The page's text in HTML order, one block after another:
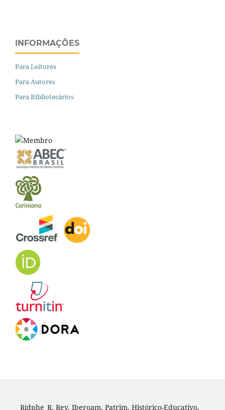
INFORMAÇÕES
Para Leitores
Para Autores
Para Bibliotecários
Ridphe_R, Rev. Iberoam. Patrim. Histórico-Educativo,